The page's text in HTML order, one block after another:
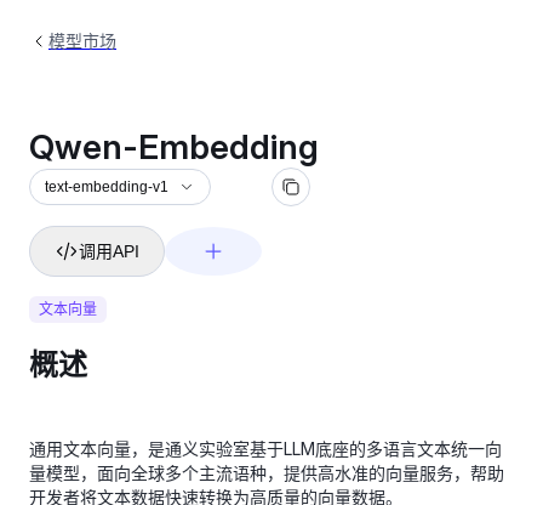
模型市场
Qwen-Embedding
text-embedding-v1
调用API
文本向量
概述
通用文本向量，是通义实验室基于LLM底座的多语言文本统一向
量模型，面向全球多个主流语种，提供高水准的向量服务，帮助
开发者将文本数据快速转换为高质量的向量数据。